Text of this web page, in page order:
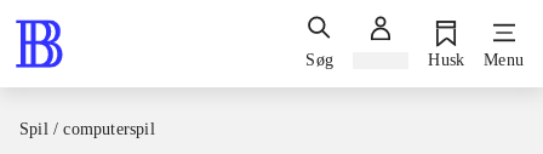
Søg Husk Menu
Spil / computerspil